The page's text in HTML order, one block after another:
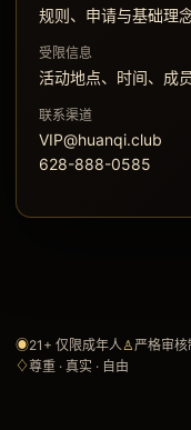
规则、申请与基础理
受限信息
活动地点、时间、成
联系渠道
VIP@huanqi.club
628-888-0585
◉21+ 仅限成年人 ♙ 严格审核
♢尊重 · 真实 · 自由